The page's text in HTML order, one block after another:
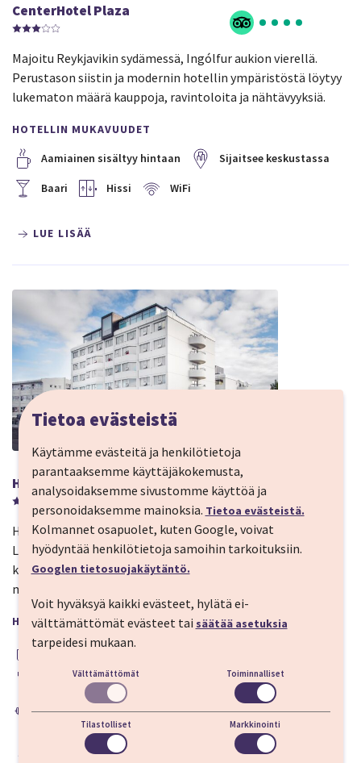
CenterHotel Plaza
Majoitu Reykjavikin sydämessä, Ingólfur aukion vierellä.
Perustason siistin ja modernin hotellin ympäristöstä löytyy
lukematon määrä kauppoja, ravintoloita ja nähtävyyksiä.
HOTELLIN MUKAVUUDET
Aamiainen sisältyy hintaan
Sijaitsee keskustassa
Baari Hissi WiFi
LUE LISÄÄ
HOTELLI
Hotel Island Spa and Wellness
Hótel Ísland Spa & Wellness sijaitsee keskeisellä paikalla
Laugardaluri-ulkoilualueen vieressä vain kaksi kilometriä
kaupungin keskustasta. Tärkeimmät nähtävyydet löytyvät
muutaman minuutin päästä hotellista.
HOTELLIN MUKAVUUDET
Aamiainen sisältyy hintaan
Ravintola Baari WiFi
Kuntosali Spa-osasto
LUE LISÄÄ
Tietoa evästeistä
Käytämme evästeitä ja henkilötietoja
parantaaksemme käyttäjäkokemusta,
analysoidaksemme sivustomme käyttöä ja
personoidaksemme mainoksia. Tietoa evästeistä.
Kolmannet osapuolet, kuten Google, voivat
hyödyntää henkilötietoja samoihin tarkoituksiin.
Googlen tietosuojakäytäntö.
Voit hyväksyä kaikki evästeet, hylätä ei-
välttämättömät evästeet tai säätää asetuksia
tarpeidesi mukaan.
Välttämättömät Toiminnalliset
Tilastolliset Markkinointi